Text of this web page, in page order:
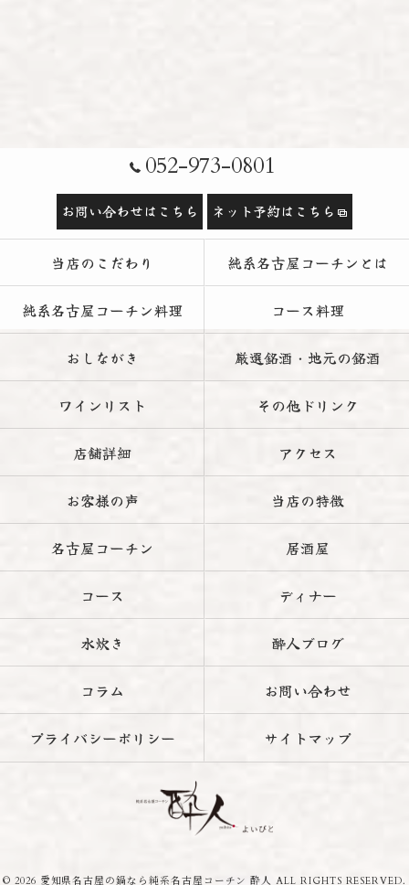
052-973-0801
お問い合わせはこちら ネット予約はこちら
当店のこだわり 純系名古屋コーチンとは
純系名古屋コーチン料理 コース料理
おしながき 厳選銘酒・地元の銘酒
ワインリスト その他ドリンク
店舗詳細 アクセス
お客様の声 当店の特徴
名古屋コーチン 居酒屋
コース ディナー
水炊き 酔人ブログ
コラム お問い合わせ
プライバシーポリシー サイトマップ
© 2026 愛知県名古屋の鍋なら純系名古屋コーチン 酔人 ALL RIGHTS RESERVED.